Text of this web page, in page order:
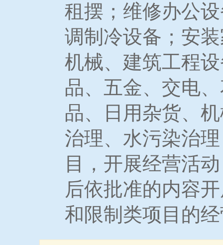
租摆；维修办公
调制冷设备；安
机械、建筑工程
品、五金、交电
品、日用杂货、
治理、水污染治
目，开展经营活
后依批准的内容
和限制类项目的